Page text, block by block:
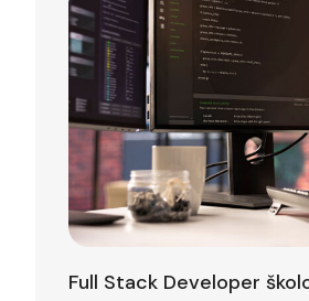
Full Stack Developer